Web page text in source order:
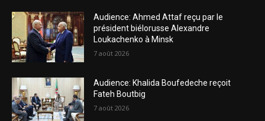
Audience: Ahmed Attaf reçu par le
président biélorusse Alexandre
Loukachenko à Minsk
7 août 2026
Audience: Khalida Boufedeche reçoit
Fateh Boutbig
7 août 2026